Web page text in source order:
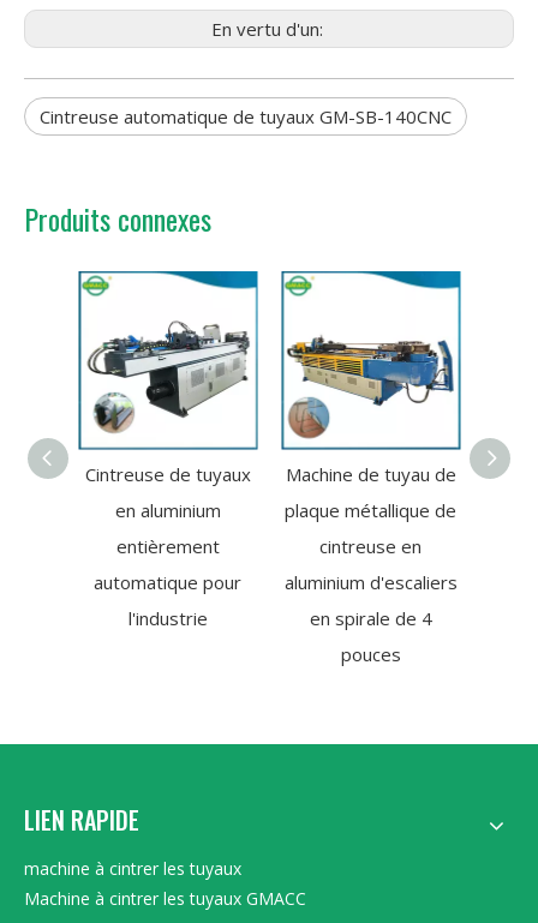
En vertu d'un:
Cintreuse automatique de tuyaux GM-SB-140CNC
Produits connexes
Cintreuse de tuyaux
en aluminium
entièrement
automatique pour
l'industrie
Machine de tuyau de
plaque métallique de
cintreuse en
aluminium d'escaliers
en spirale de 4
pouces
LIEN RAPIDE
machine à cintrer les tuyaux
Machine à cintrer les tuyaux GMACC